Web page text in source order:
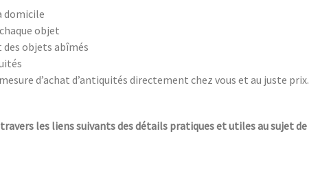
domicile
objet
des objets abîmés
d’achat d’antiquités directement chez vous et au juste prix.
les liens suivants des détails pratiques et utiles au sujet